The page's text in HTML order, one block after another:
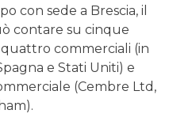
con sede a Brescia, il
contare su cinque
commerciali (in
e Stati Uniti) e
(Cembre Ltd,